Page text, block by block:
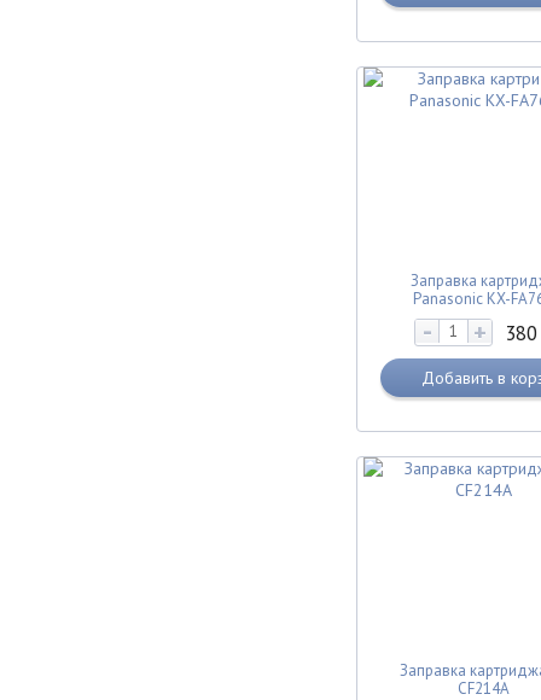
Заправка
Panasonic KX-
- +
Добавить в
Заправка
CF214A